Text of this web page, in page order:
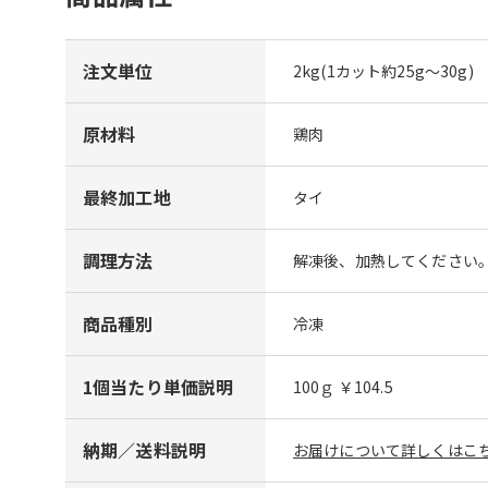
注文単位 2kg(1カット約25g～30g)
原材料 鶏肉
最終加工地 タイ
調理方法 解凍後、加熱してください。
商品種別 冷凍
1個当たり単価説明 100ｇ ￥104.5
納期／送料説明 お届けについて詳しくはこ